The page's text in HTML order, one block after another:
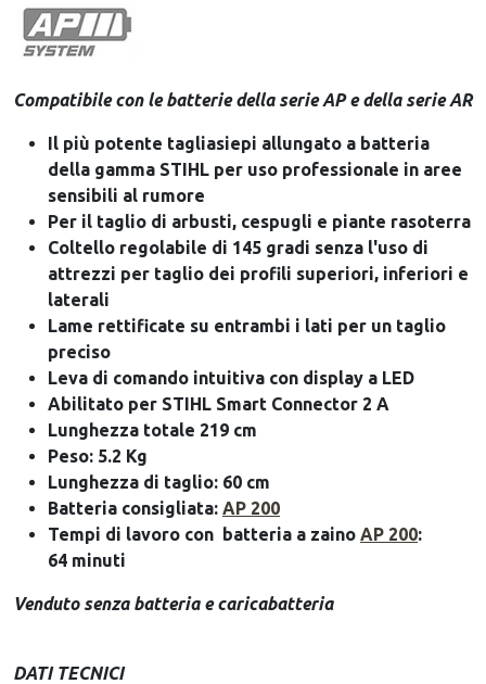
Compatibile con le batterie della serie AP e della serie AR
Il più potente tagliasiepi allungato a batteria
della gamma STIHL per uso professionale in aree
sensibili al rumore
Per il taglio di arbusti, cespugli e piante rasoterra
Coltello regolabile di 145 gradi senza l'uso di
attrezzi per taglio dei profili superiori, inferiori e
laterali
Lame rettificate su entrambi i lati per un taglio
preciso
Leva di comando intuitiva con display a LED
Abilitato per STIHL Smart Connector 2 A
Lunghezza totale 219 cm
Peso: 5.2 Kg
Lunghezza di taglio: 60 cm
Batteria consigliata: AP 200
Tempi di lavoro con batteria a zaino AP 200:
64 minuti
Venduto senza batteria e caricabatteria
DATI TECNICI